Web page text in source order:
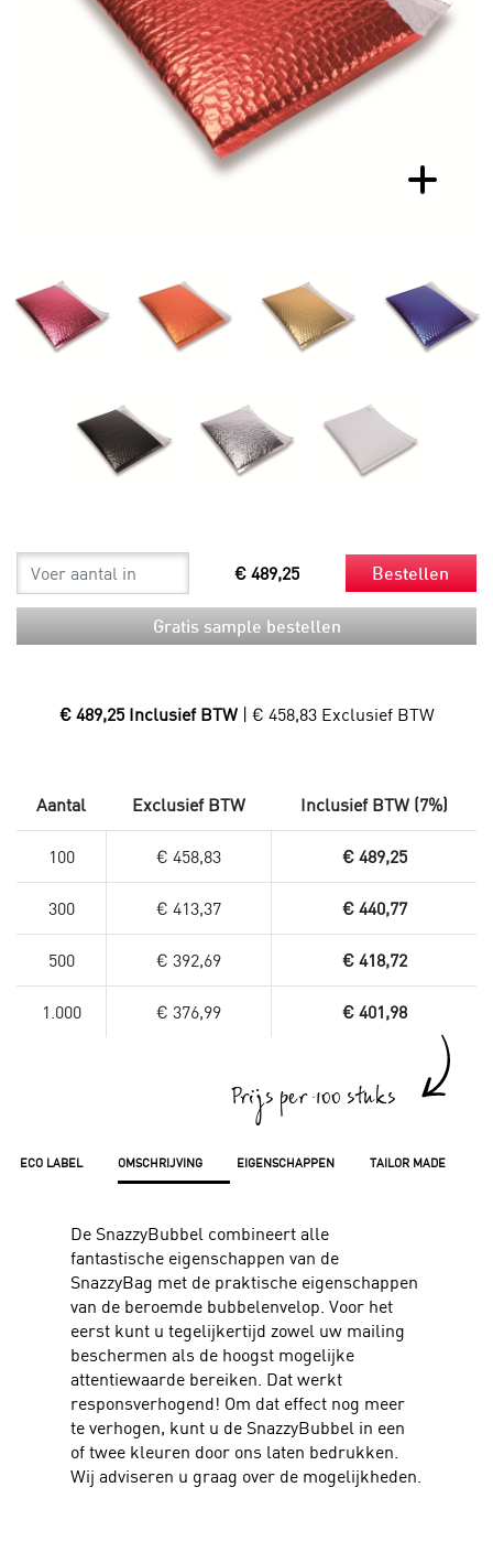
€ 489,25 Bestellen
Gratis sample bestellen
€ 489,25 Inclusief BTW | € 458,83 Exclusief BTW
ECO LABEL OMSCHRIJVING EIGENSCHAPPEN TAILOR MADE
De SnazzyBubbel combineert alle
fantastische eigenschappen van de
SnazzyBag met de praktische eigenschappen
van de beroemde bubbelenvelop. Voor het
eerst kunt u tegelijkertijd zowel uw mailing
beschermen als de hoogst mogelijke
attentiewaarde bereiken. Dat werkt
responsverhogend! Om dat effect nog meer
te verhogen, kunt u de SnazzyBubbel in een
of twee kleuren door ons laten bedrukken.
Wij adviseren u graag over de mogelijkheden.
Aantal Exclusief BTW Inclusief BTW (7%)
100 € 458,83 € 489,25
300 € 413,37 € 440,77
500 € 392,69 € 418,72
1.000 € 376,99 € 401,98
Prijs per 100 stuks